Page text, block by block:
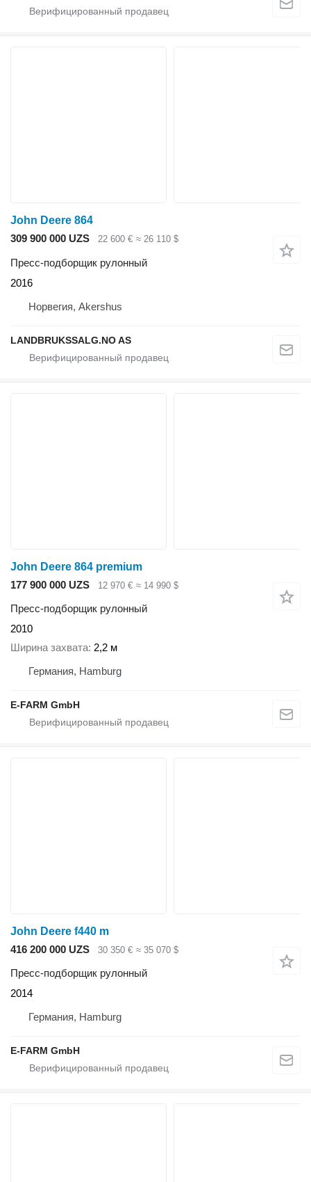
John Deere 864
309 900 000 UZS
22 600 € ≈ 26 110 $
Пресс-подборщик рулонный
2016
Норвегия, Akershus
LANDBRUKSSALG.NO AS
John Deere 864 premium
177 900 000 UZS
12 970 € ≈ 14 990 $
Пресс-подборщик рулонный
2010
Ширина захвата 2,2 м
Германия, Hamburg
E-FARM GmbH
John Deere f440 m
416 200 000 UZS
30 350 € ≈ 35 070 $
Пресс-подборщик рулонный
2014
Германия, Hamburg
E-FARM GmbH